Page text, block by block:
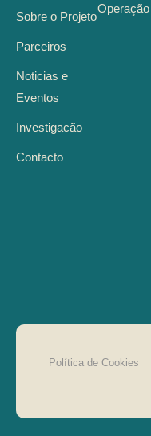
Sobre o Projeto
Parceiros
Noticias e
Eventos
Investigacão
Contacto
Operação
Política de Cookies